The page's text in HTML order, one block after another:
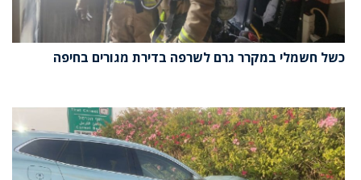
כשל חשמלי במקרר גרם לשרפה בדירת מגורים בחיפה